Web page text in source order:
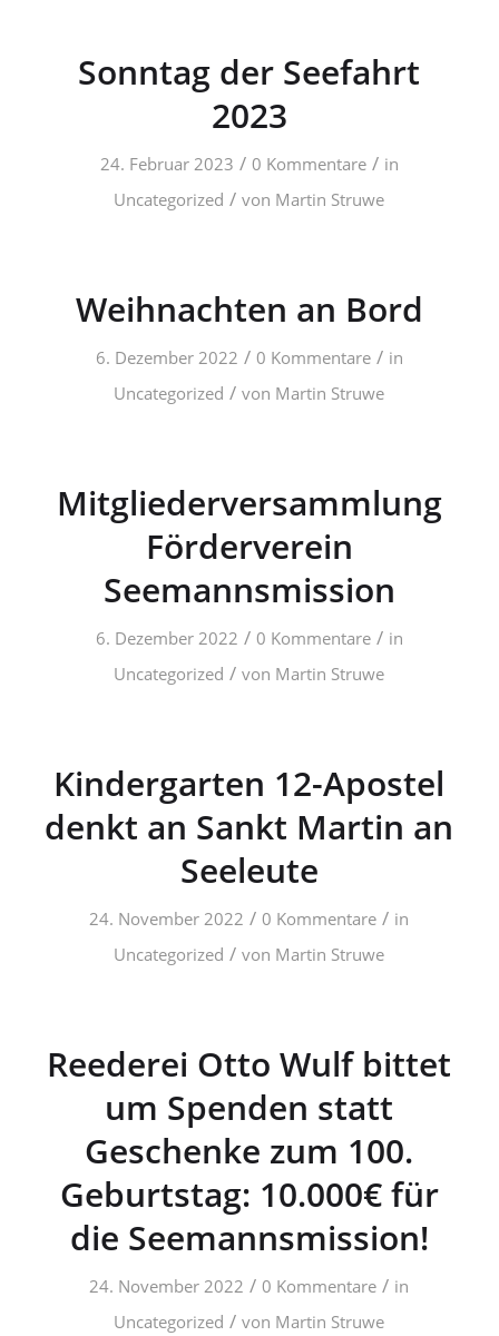
Sonntag der Seefahrt
2023
24. Februar 2023 / 0 Kommentare / in
Uncategorized / von Martin Struwe
Weihnachten an Bord
6. Dezember 2022 / 0 Kommentare / in
Uncategorized / von Martin Struwe
Mitgliederversammlung
Förderverein
Seemannsmission
6. Dezember 2022 / 0 Kommentare / in
Uncategorized / von Martin Struwe
Kindergarten 12-Apostel
denkt an Sankt Martin an
Seeleute
24. November 2022 / 0 Kommentare / in
Uncategorized / von Martin Struwe
Reederei Otto Wulf bittet
um Spenden statt
Geschenke zum 100.
Geburtstag: 10.000€ für
die Seemannsmission!
24. November 2022 / 0 Kommentare / in
Uncategorized / von Martin Struwe